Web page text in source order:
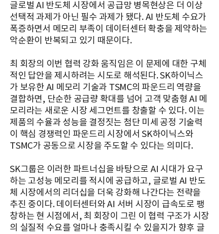
글로벌 AI 반도체 시장에서 공급망 병목현상은 더 이상
선택적 과제가 아닌 필수 과제가 됐다. AI 반도체 수요가
폭증하면서 메모리 부족이 데이터센터 확충을 제약하는
악순환이 반복되고 있기 때문이다.
최 회장의 이번 협력 강화 움직임은 이 문제에 대한 구체
적인 답안을 제시하려는 시도로 해석된다. SK하이닉스
가 보유한 AI 메모리 기술과 TSMC의 파운드리 역량을
결합하면, 단순한 공급량 확대를 넘어 고객 맞춤형 AI 메
모리라는 새로운 시장 세그먼트를 창출할 수 있다. 이는
제품의 수율과 성능을 결정짓는 첨단 미세 공정 기술력
이 핵심 경쟁력인 파운드리 시장에서 SK하이닉스와
TSMC가 공동으로 시장을 주도할 수 있다는 의미다.
SK그룹은 이러한 파트너십을 바탕으로 AI 시대가 요구
하는 고성능 메모리를 적시에 공급하고, 글로벌 AI 반도
체 시장에서의 리더십을 더욱 강화해 나간다는 전략을
추진 중이다. 데이터센터와 AI 서버 시장이 급속도로 팽
창하는 현 시점에서, 최 회장이 그린 이 협력 구조가 시장
의 실질적 수요를 얼마나 충족시킬 수 있을지가 향후 글